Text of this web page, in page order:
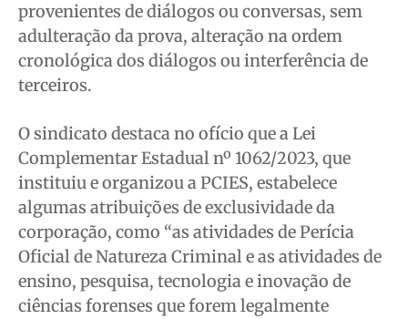
provenientes de diálogos ou conversas, sem
adulteração da prova, alteração na ordem
cronológica dos diálogos ou interferência de
terceiros.
O sindicato destaca no ofício que a Lei
Complementar Estadual nº 1062/2023, que
instituiu e organizou a PCIES, estabelece
algumas atribuições de exclusividade da
corporação, como “as atividades de Perícia
Oficial de Natureza Criminal e as atividades de
ensino, pesquisa, tecnologia e inovação de
ciências forenses que forem legalmente